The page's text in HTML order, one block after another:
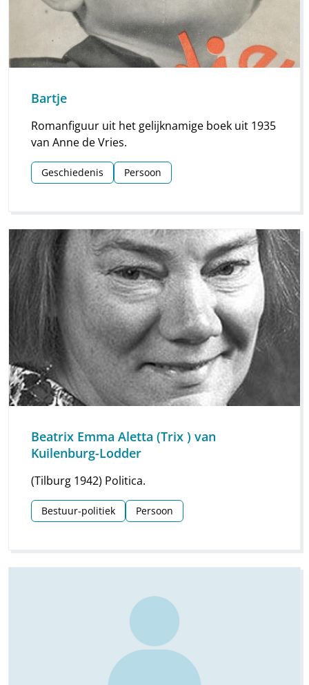
Bartje
Romanfiguur uit het gelijknamige boek uit 1935
van Anne de Vries.
Geschiedenis Persoon
Beatrix Emma Aletta (Trix ) van
Kuilenburg-Lodder
(Tilburg 1942) Politica.
Bestuur-politiek Persoon